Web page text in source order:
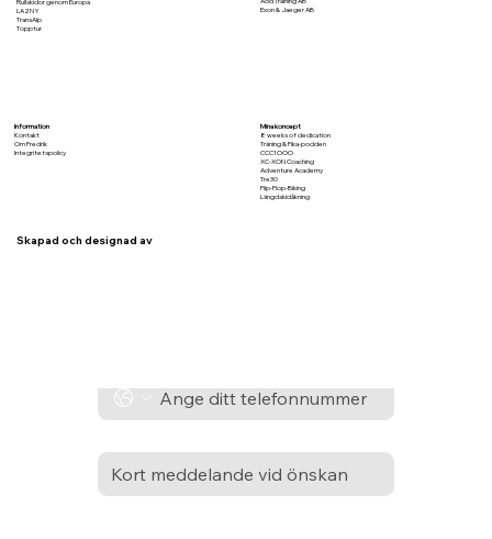
Exon & Jaeger AB
Information
Kontakt
Om Fredrik
Integritetspolicy
Skapad och designad av
Rullskidor genom Europa
LA2NY
TransAlp
Topptur
Mina koncept
8 weeks of dedication
Träning & Fika-podden
CCC1OOO
XC-XON Coaching
Adventure Academy
Tre30
Flip-Flop-Biking
Längdskidåkning